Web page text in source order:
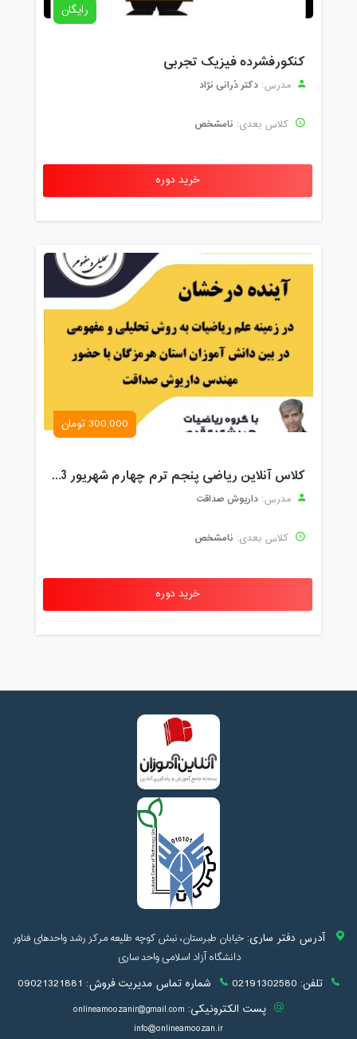
رایگان
کنکورفشرده فیزیک تجربی
مدرس: دکتر دُرانی نژاد
کلاس بعدی: نامشخص
خرید دوره
300,000 تومان
کلاس آنلاین ریاضی پنجم ترم چهارم شهریور 1403
مدرس: داریوش صداقت
کلاس بعدی: نامشخص
خرید دوره
آدرس دفتر ساری:خیابان طبرستان، نبش کوچه طلیعه مرکز رشد واحدهای فناور
دانشگاه آزاد اسلامی واحد ساری
تلفن: 02191302580 شماره تماس مدیریت فروش: 09021321881
پست الکترونیکی: onlineamoozanir@gmail.com
info@onlineamoozan.ir